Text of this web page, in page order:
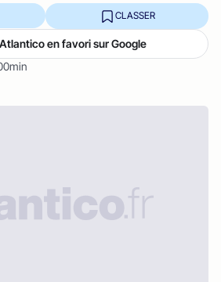
CLASSER
en favori sur Google